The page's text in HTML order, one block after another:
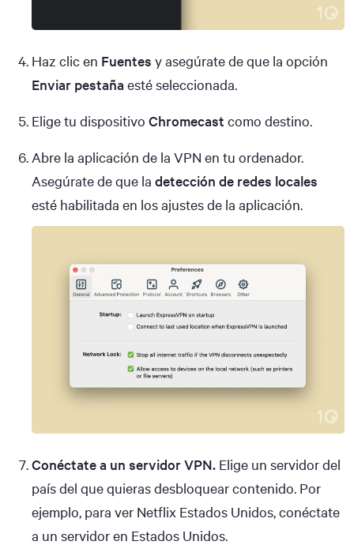
Haz clic en Fuentes y asegúrate de que la opción
Enviar pestaña esté seleccionada.
Elige tu dispositivo Chromecast como destino.
Abre la aplicación de la VPN en tu ordenador.
Asegúrate de que la detección de redes locales
esté habilitada en los ajustes de la aplicación.
Conéctate a un servidor VPN. Elige un servidor del
país del que quieras desbloquear contenido. Por
ejemplo, para ver Netflix Estados Unidos, conéctate
a un servidor en Estados Unidos.